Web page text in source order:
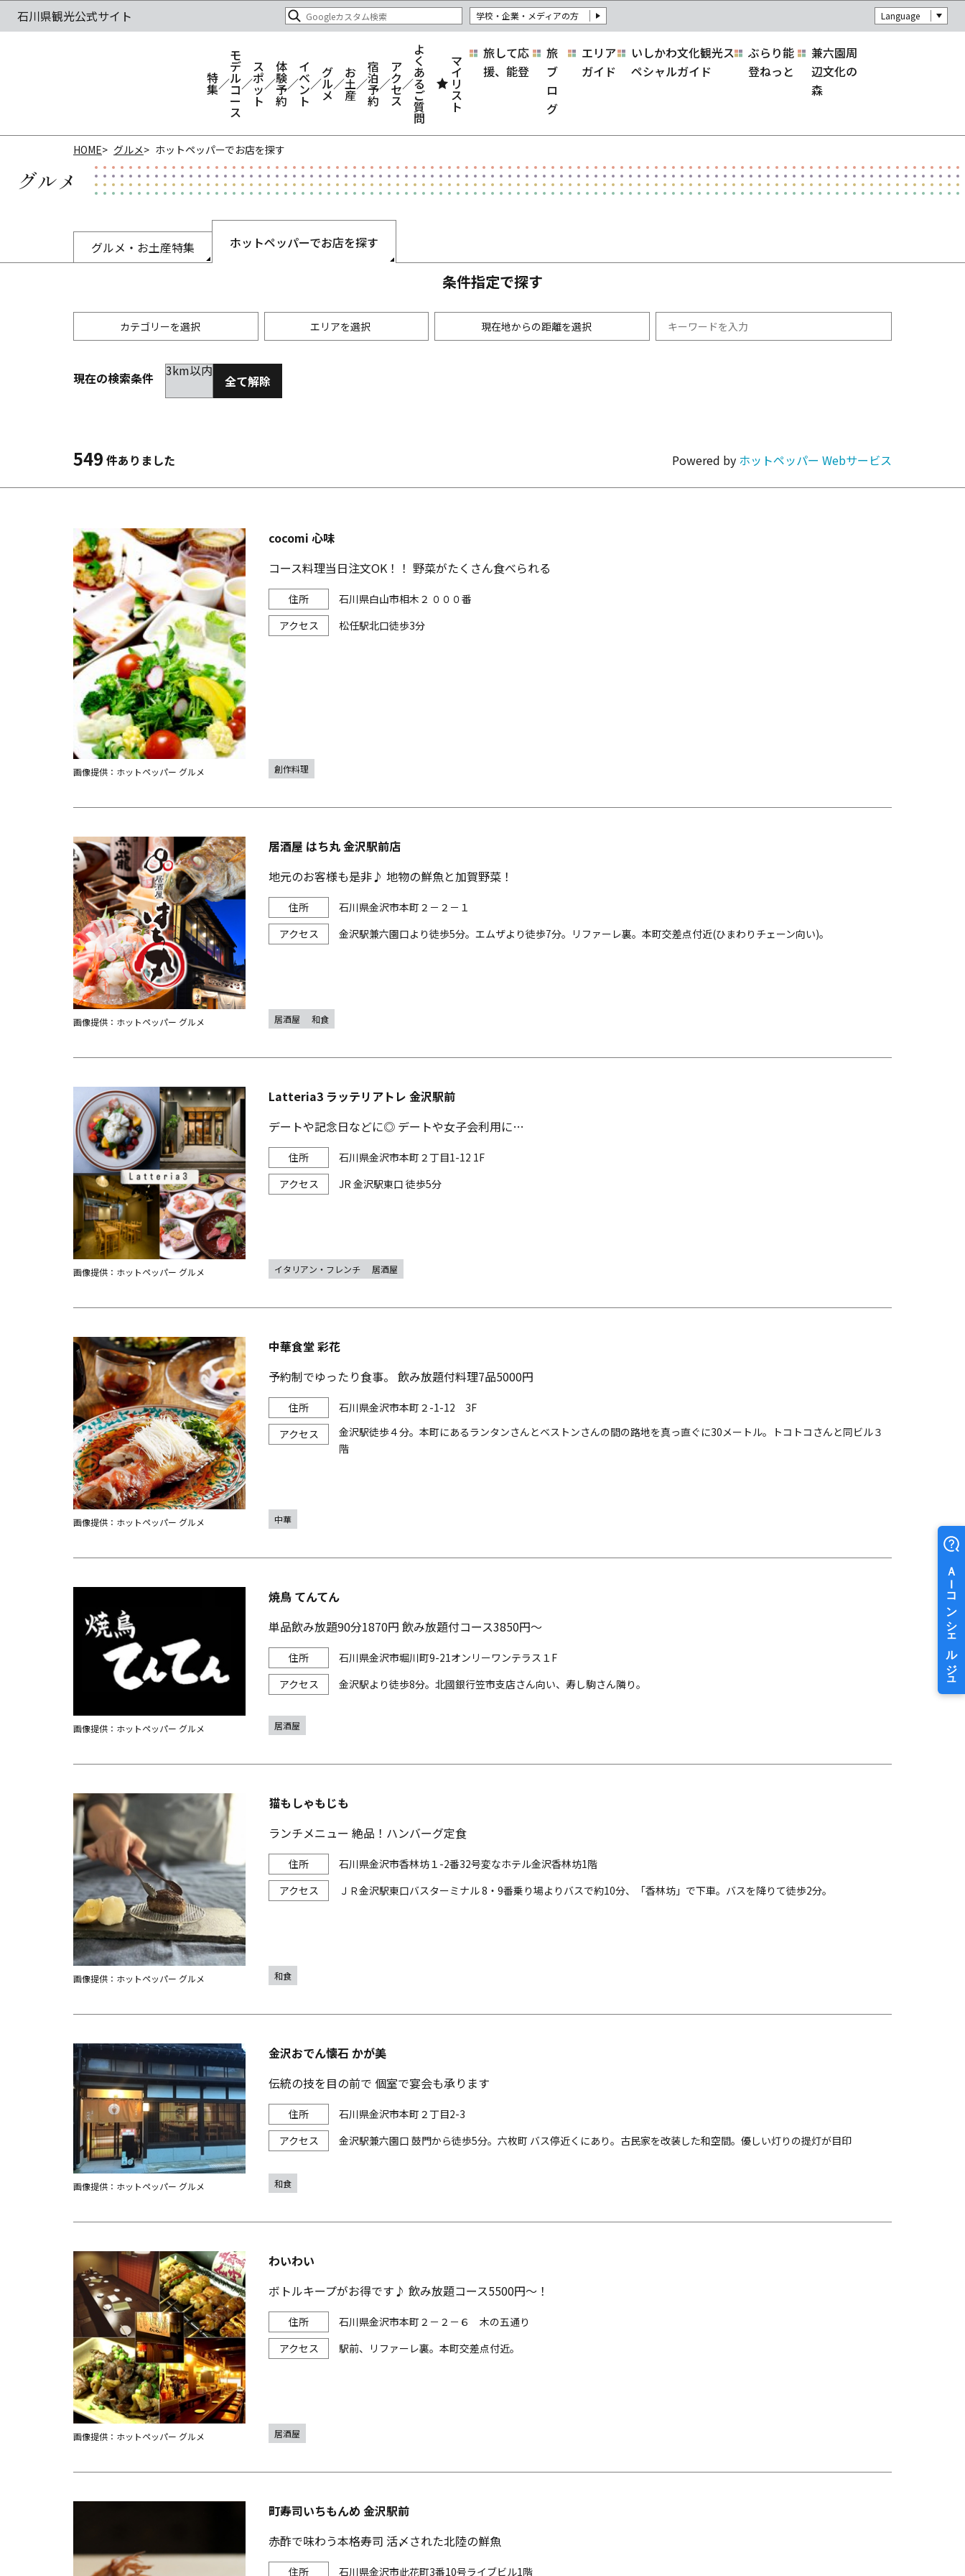
学校・企業・メディアの方 Language
特
集
モ
デ
ル
コ
ー
ス
ス
ポ
ッ
ト
体
験
予
約
イ
ベ
ン
ト
グ
ル
メ
お
土
産
宿
泊
予
約
ア
ク
セ
ス
よ
く
あ
る
ご
質
問
マ
イ
リ
ス
ト
旅して応
援、能登
旅
ブ
ロ
グ
エリア
ガイド
いしかわ文化観光ス
ペシャルガイド
ぶらり能
登ねっと
兼六園周
辺文化の
森
HOME グルメ ホットペッパーでお店を探す
グルメ
グルメ・お土産特集 ホットペッパーでお店を探す
条件指定で探す
カテゴリーを選択 エリアを選択 現在地からの距離を選択
居酒屋
韓国料理 カラオケ・パーティ
その他グルメ
金沢(片町･香林坊･にし茶屋周辺)
金沢市他・野々市・白山・内灘
未選択
現在の検索条件 3km以内
全て解除
549 件ありました Powered by ホットペッパー Webサービス
cocomi 心味
コース料理当日注文OK！！ 野菜がたくさん食べられる
石川県白山市相木２ ０００番
松任駅北口徒歩3分
画像提供：ホットペッパー グルメ 創作料理
居酒屋 はち丸 金沢駅前店
地元のお客様も是非♪ 地物の鮮魚と加賀野菜！
石川県金沢市本町２－２－１
金沢駅兼六園口より徒歩5分。エムザより徒歩7分。リファーレ裏。本町交差点付近(ひまわりチェーン向い)。
画像提供：ホットペッパー グルメ 居酒屋 和食
Latteria3 ラッテリアトレ 金沢駅前
デートや記念日などに◎ デートや女子会利用に…
石川県金沢市本町２丁目1-12 1F
JR 金沢駅東口 徒歩5分
画像提供：ホットペッパー グルメ イタリアン・フレンチ 居酒屋
中華食堂 彩花
予約制でゆったり食事。 飲み放題付料理7品5000円
石川県金沢市本町２-1-12 3F
金沢駅徒歩４分。本町にあるランタンさんとベストンさんの間の路地を真っ直ぐに30メートル。トコトコさんと同ビル３
階
画像提供：ホットペッパー グルメ 中華
焼鳥 てんてん
単品飲み放題90分1870円 飲み放題付コース3850円～
石川県金沢市堀川町9-21オンリーワンテラス１F
金沢駅より徒歩8分。北國銀行笠市支店さん向い、寿し駒さん隣り。
画像提供：ホットペッパー グルメ 居酒屋
猫もしゃもじも
ランチメニュー 絶品！ハンバーグ定食
石川県金沢市香林坊１-2番32号変なホテル金沢香林坊1階
ＪＲ金沢駅東口バスターミナル 8・9番乗り場よりバスで約10分、「香林坊」で下車。バスを降りて徒歩2分。
画像提供：ホットペッパー グルメ 和食
金沢おでん懐石 かが美
伝統の技を目の前で 個室で宴会も承ります
石川県金沢市本町２丁目2-3
金沢駅兼六園口 鼓門から徒歩5分。六枚町 バス停近くにあり。古民家を改装した和空間。優しい灯りの提灯が目印
画像提供：ホットペッパー グルメ 和食
わいわい
ボトルキープがお得です♪ 飲み放題コース5500円～！
石川県金沢市本町２－２－６ 木の五通り
駅前、リファーレ裏。本町交差点付近。
画像提供：ホットペッパー グルメ 居酒屋
町寿司いちもんめ 金沢駅前
赤酢で味わう本格寿司 活〆された北陸の鮮魚
石川県金沢市此花町3番10号ライブビル1階